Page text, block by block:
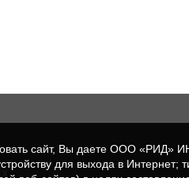
сайт, Вы даете ООО «РИД»
для выхода в Интернет;